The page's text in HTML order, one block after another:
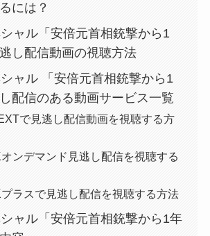
には？
ャル「安倍元首相銃撃から1
し配信動画の視聴方法
ャル 「安倍元首相銃撃から1
配信のある動画サービス一覧
で見逃し配信動画を視聴する方
ンデマンド見逃し配信を視聴する
ラスで見逃し配信を視聴する方法
ャル「安倍元首相銃撃から1年